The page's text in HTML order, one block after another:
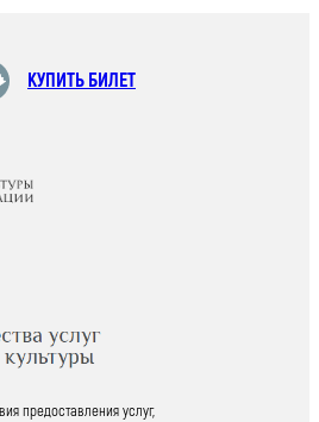
КУПИТЬ БИЛЕТ
предоставления услуг,